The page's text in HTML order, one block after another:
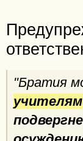
"Братия